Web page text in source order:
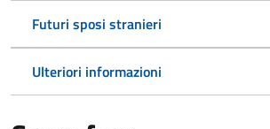
Futuri sposi stranieri
Ulteriori informazioni